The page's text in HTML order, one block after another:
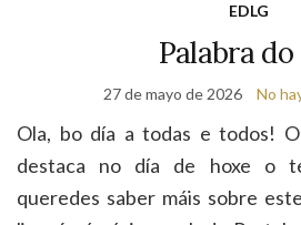
EDLG
Palabra
27 de mayo de 2026 No
Ola, bo día a todas e todos!
destaca no día de hoxe o
queredes saber máis sobre